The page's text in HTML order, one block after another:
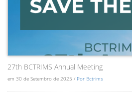
27th BCTRIMS Annual Meeting
em 30 de Setembro de 2025 / Por Bctrims